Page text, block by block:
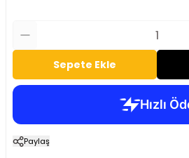
Sepete Ekle
Paylaş